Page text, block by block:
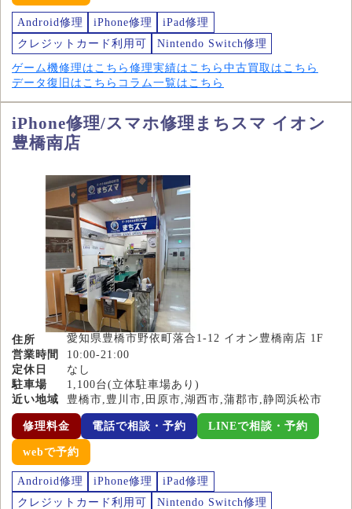
Android修理 iPhone修理
iPad修理
クレジットカード利用可
Nintendo Switch修理
ゲーム機修理はこちら 修理実績はこちら 中古買取はこちら
データ復旧はこちら コラム一覧はこちら
iPhone修理/スマホ修理まちスマ イオン
豊橋南店
住所
愛知県豊橋市野依町落合1-12 イオン豊橋南店 1F
営業時間
10:00-21:00
定休日
なし
駐車場
1,100台(立体駐車場あり)
近い地域
豊橋市,豊川市,田原市,湖西市,蒲郡市,静岡浜松市
修理料金 電話で相談・予約 LINEで相談・予約
webで予約
Android修理 iPhone修理
iPad修理
クレジットカード利用可
Nintendo Switch修理